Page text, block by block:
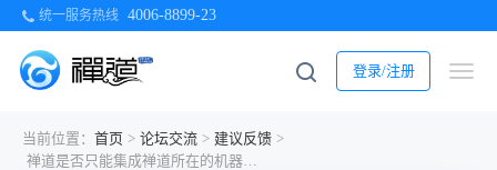
统一服务热线 4006-8899-23
登录/注册
当前位置： 首页 > 论坛交流 > 建议反馈 >
禅道是否只能集成禅道所在的机器上的git仓库